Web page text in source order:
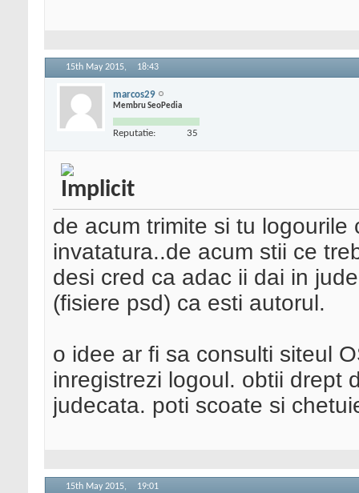
15th May 2015, 18:43
marcos29
Membru SeoPedia
Reputatie: 35
de acum trimite si tu
invatatura..de acum stii ce
desi cred ca adac ii dai in
(fisiere psd) ca esti autorul.
o idee ar fi sa consulti siteul
inregistrezi logoul. obtii drept
judecata. poti scoate si
15th May 2015, 19:01